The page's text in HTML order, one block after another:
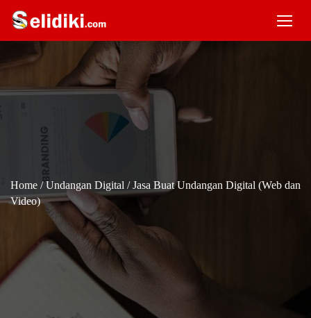
Home /Undangan Digital / Jasa Buat Undangan Digital (Web dan
Video)